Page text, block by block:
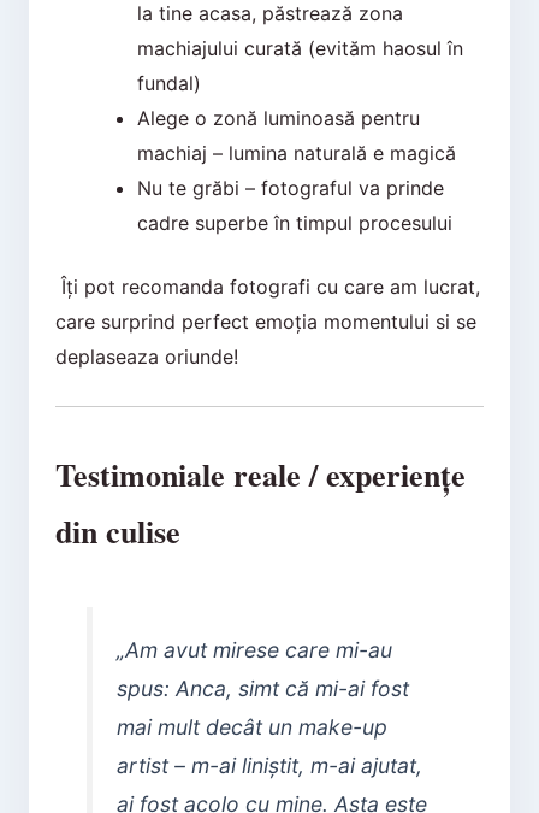
la tine acasa, păstrează zona
machiajului curată (evităm haosul în
fundal)
Alege o zonă luminoasă pentru
machiaj – lumina naturală e magică
Nu te grăbi – fotograful va prinde
cadre superbe în timpul procesului
Îți pot recomanda fotografi cu care am lucrat,
care surprind perfect emoția momentului si se
deplaseaza oriunde!
Testimoniale reale / experiențe
din culise
„Am avut mirese care mi-au
spus:Anca, simt că mi-ai fost
mai mult decât un make-up
artist – m-ai liniștit, m-ai ajutat,
ai fost acolo cu mine. Asta este